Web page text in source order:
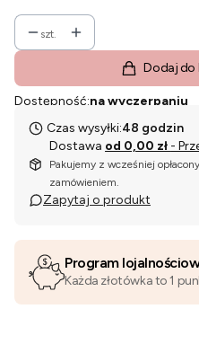
szt.
Dodaj do
Dostępność:na wyczerpaniu
Czas wysyłki:48 godzin
Dostawa od 0,00 zł -
Pakujemy z wcześniej
zamówieniem.
Zapytaj o produkt
Program
Każda złotówka to 1